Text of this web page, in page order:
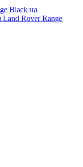
Black на
Land Rover Range